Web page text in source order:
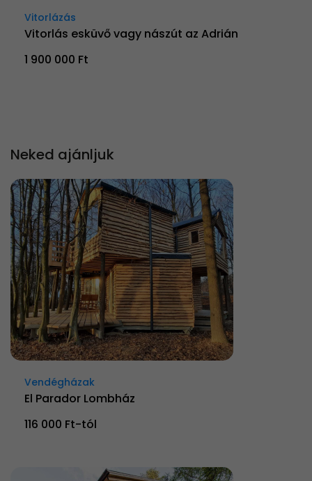
Vitorlázás
Vitorlás esküvő vagy nászút az Adrián
1 900 000 Ft
Neked ajánljuk
Vendégházak
El Parador Lombház
116 000 Ft-tól